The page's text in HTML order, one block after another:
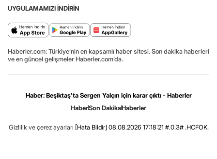
UYGULAMAMIZI İNDİRİN
Haberler.com: Türkiye’nin en kapsamlı haber sitesi. Son dakika haberleri
ve en güncel gelişmeler Haberler.com’da.
Haber: Beşiktaş'ta Sergen Yalçın için karar çıktı - Haberler
HaberSon DakikaHaberler
Gizlilik ve çerez ayarları [Hata Bildir] 08.08.2026 17:18:21 #.0.3# .HCFOK.